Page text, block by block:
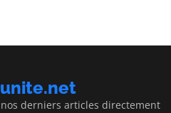
derniers articles directement